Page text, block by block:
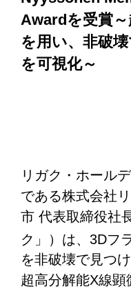
Awardを受賞
を用い、非破
を可視化～
リガク・ホール
である株式会社
市 代表取締役社
ク」）は、3Dフ
を非破壊で見つ
超高分解能X線顕